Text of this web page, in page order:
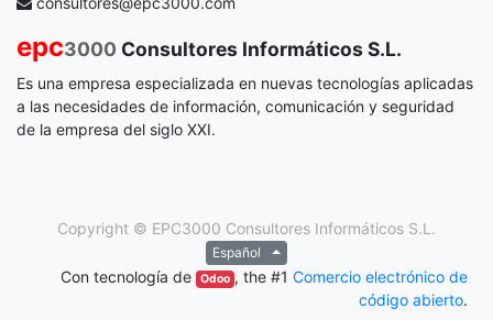
epc3000 Consultores Informáticos S.L.
Es una empresa especializada en nuevas tecnologías aplicadas
a las necesidades de información, comunicación y seguridad
de la empresa del siglo XXI.
Copyright © EPC3000 Consultores Informáticos S.L.
Español
Con tecnología de Odoo , the #1 Comercio electrónico de
código abierto.